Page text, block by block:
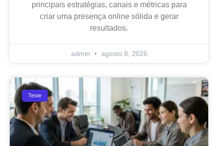
principais estratégias, canais e métricas para
criar uma presença online sólida e gerar
resultados.
admin agosto 8, 2026
Teste